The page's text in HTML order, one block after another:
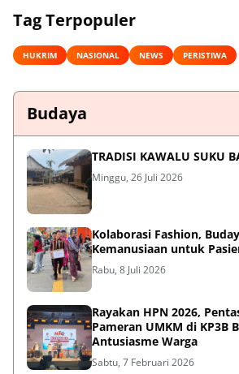
Tag Terpopuler
HUKRIM NASIONAL NEWS PERISTIWA
Budaya
TRADISI KAWALU SUKU
Minggu, 26 Juli 2026
Kolaborasi Fashion,
Kemanusiaan untuk
Rabu, 8 Juli 2026
Rayakan HPN 2026,
Pameran UMKM di KP3B
Antusiasme Warga
Sabtu, 7 Februari 2026